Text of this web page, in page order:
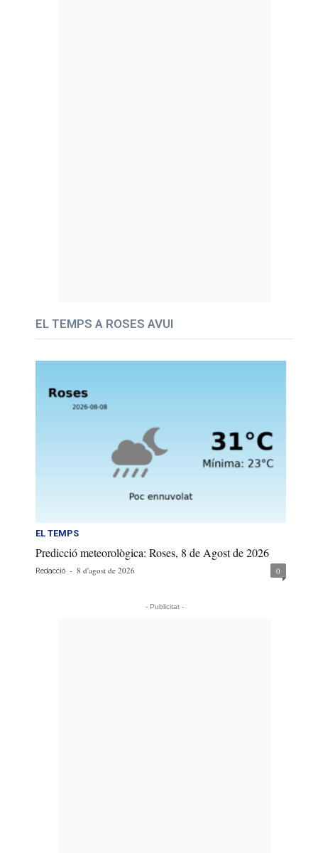
EL TEMPS A ROSES AVUI
EL TEMPS
Predicció meteorològica: Roses, 8 de Agost de 2026
Redacció - 8 d'agost de 2026 0
- Publicitat -